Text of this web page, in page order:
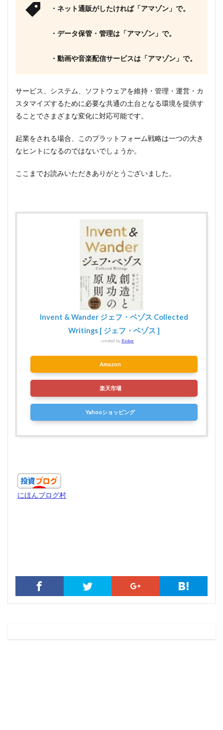
・ネット通販がしたければ「アマゾン」で。
・データ保管・管理は「アマゾン」で。
・動画や音楽配信サービスは「アマゾン」で。
サービス、システム、ソフトウェアを維持・管理・運営・カ
スタマイズするために必要な共通の土台となる環境を提供す
ることでさまざまな変化に対応可能です。
起業をされる場合、このプラットフォーム戦略は一つの大き
なヒントになるのではないでしょうか。
ここまでお読みいただきありがとうございました。
Invent & Wander ジェフ・ベゾス Collected
Writings [ ジェフ・ベゾス ]
created by Rinker
Amazon
楽天市場
Yahooショッピング
にほんブログ村